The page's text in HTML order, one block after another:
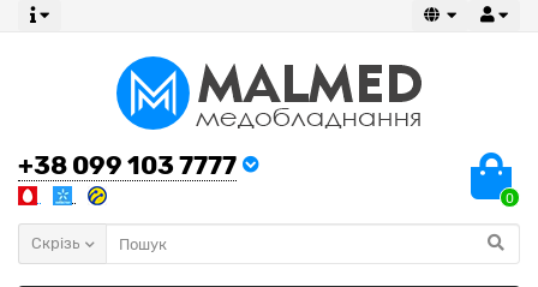
+38 099 103 7777
0
Скрізь